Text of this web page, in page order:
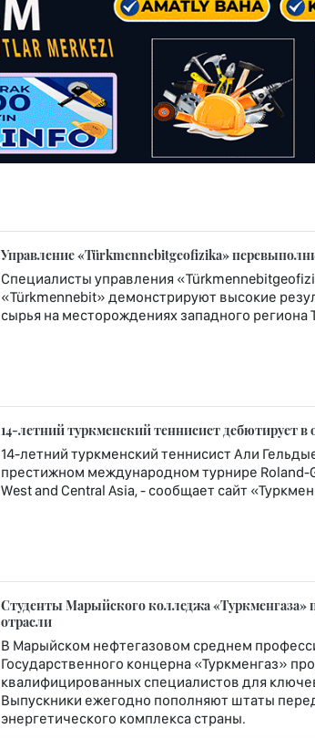
Управление «Türkmennebitgeofizika»
Специалисты управления
«Türkmennebit» демонстрируют высокие
сырья на месторождениях западного региона
14-летний туркменский теннисист дебютирует в
14-летний туркменский теннисист Али
престижном международном турнире Roland-
West and Central Asia, - сообщает сайт
Студенты Марыйского колледжа
отрасли
В Марыйском нефтегазовом среднем
Государственного концерна «Туркменгаз»
квалифицированных специалистов для
Выпускники ежегодно пополняют штаты
энергетического комплекса страны.